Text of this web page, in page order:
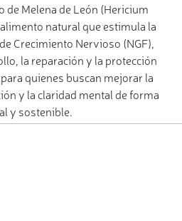
de Melena de León (Hericium
natural que estimula la
Crecimiento Nervioso (NGF),
la reparación y la protección
quienes buscan mejorar la
y la claridad mental de forma
y sostenible.